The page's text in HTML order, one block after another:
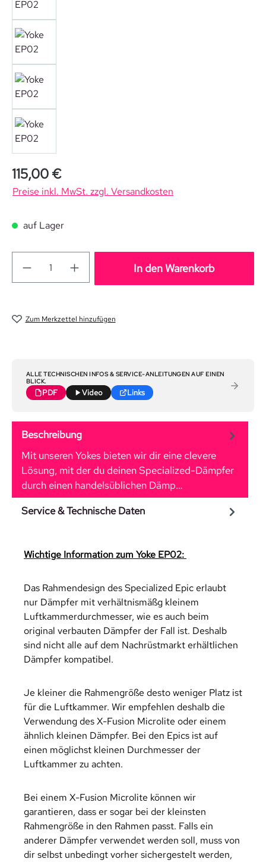
Regulärer Preis:
115,00 €
Preise inkl. MwSt. zzgl. Versandkosten
auf Lager
In den Warenkorb
Zum Merkzettel hinzufügen
ALLE TECHNISCHEN INFOS & SERVICE-ANLEITUNGEN AUF EINEN
BLICK.
PDF Video Links
Beschreibung
Mit unseren Yokes bieten wir dir eine clevere
Lösung, mit der du deinen Specialized-Dämpfer
durch einen handelsüblichen Dämp…
Service & Technische Daten
Wichtige Information zum Yoke EP02:
Das Rahmendesign des Specialized Epic erlaubt
nur Dämpfer mit verhältnismäßg kleinem
Luftkammerdurchmesser, wie es auch beim
original verbauten Dämpfer der Fall ist. Deshalb
sind nicht alle auf dem Nachrüstmarkt erhältlichen
Dämpfer kompatibel.
Je kleiner die Rahmengröße desto weniger Platz ist
für die Luftkammer. Wir empfehlen deshalb die
Verwendung des X-Fusion Microlite oder einem
ähnlich kleinen Dämpfer. Bei den Epics ist auf
einen möglichst kleinen Durchmesser der
Luftkammer zu achten.
Bei einem X-Fusion Microlite können wir
garantieren, dass er sogar bei der kleinsten
Rahmengröße in den Rahmen passt. Falls ein
anderer Dämpfer verwendet werden soll, muss von
dir selbst unbedingt vorher sichergestelt werden,